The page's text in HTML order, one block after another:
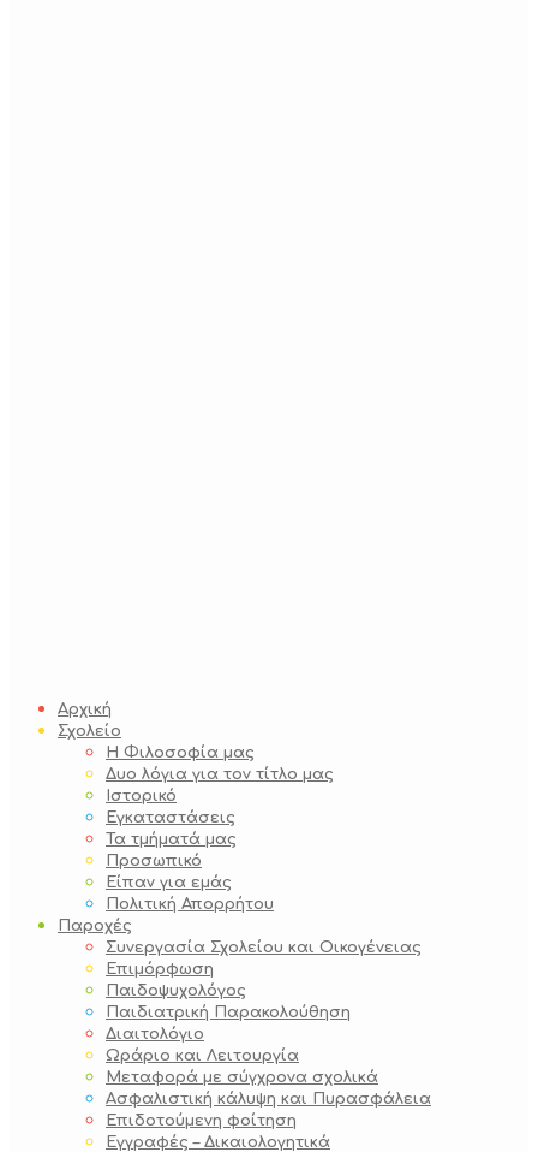
Αρχική
Σχολείο
Η Φιλοσοφία μας
Δυο λόγια για τον τίτλο μας
Ιστορικό
Εγκαταστάσεις
Τα τμήματά μας
Προσωπικό
Είπαν για εμάς
Πολιτική Απορρήτου
Παροχές
Συνεργασία Σχολείου και Οικογένειας
Επιμόρφωση
Παιδοψυχολόγος
Παιδιατρική Παρακολούθηση
Διαιτολόγιο
Ωράριο και Λειτουργία
Μεταφορά με σύγχρονα σχολικά
Ασφαλιστική κάλυψη και Πυρασφάλεια
Επιδοτούμενη φοίτηση
Εγγραφές – Δικαιολογητικά